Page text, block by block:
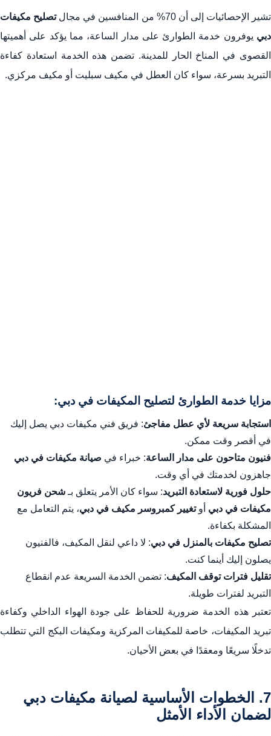
تشير الإحصائيات إلى أن 70% من المنافسين في مجال
تصليح مكيفات
دبي يوفرون خدمة الطوارئ على مدار الساعة، مما يؤكد على أهميتها
القصوى في المناخ الحار للمدينة. تضمن هذه الخدمة استعادة كفاءة
التبريد بسرعة، سواء كان العطل في مكيف سبليت أو مكيف مركزي.
مزايا خدمة الطوارئ لتصليح المكيفات في دبي:
استجابة سريعة لأي عطل مفاجئ: فريق فني مكيفات دبي يصل إليك
في أقصر وقت ممكن.
فنيون متاحون على مدار الساعة: خبراء في صيانة مكيفات في دبي
جاهزون لخدمتك في أي وقت.
حلول فورية لاستعادة التبريد: سواء كان الأمر يتعلق بـ شحن فريون
مكيفات في دبي أوتغيير كمبروسر مكيف في دبي، يتم التعامل مع
المشكلة بكفاءة.
تصليح مكيفات بالمنزل في دبي: لا داعي لنقل المكيف، فالفنيون
يصلون إليك أينما كنت.
تقليل فترات توقف المكيف: تضمن الخدمة السريعة عدم انقطاع
التبريد لفترات طويلة.
تعتبر هذه الخدمة ضرورية للحفاظ على جودة الهواء الداخلي وكفاءة
تبريد المكيفات، خاصة للمكيفات المركزية ومكيفات البكج التي تتطلب
تدخلًا سريعًا ومعقدًا في بعض الأحيان.
7. الخطوات الأساسية لصيانة مكيفات دبي
لضمان الأداء الأمثل